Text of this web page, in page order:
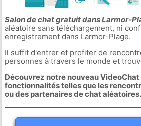
Salon de chat gratuit dans Larmor-
aléatoire sans téléchargement, ni
enregistrement dans Larmor-Plage.
Il suffit d'entrer et profiter de
personnes à travers le monde et
Découvrez notre nouveau
fonctionnalités telles que les
ou des partenaires de chat aléatoires.